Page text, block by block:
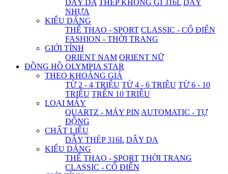
DÂY DA THÉP KHÔNG GỈ 316L DÂY
NHỰA
KIỂU DÁNG
THỂ THAO - SPORT CLASSIC - CỔ ĐIỂN
FASHION - THỜI TRANG
GIỚI TÍNH
ORIENT NAM ORIENT NỮ
ĐỒNG HỒ OLYMPIA STAR
THEO KHOẢNG GIÁ
TỪ 2 - 4 TRIỆU TỪ 4 - 6 TRIỆU TỪ 6 - 10
TRIỆU TRÊN 10 TRIỆU
LOẠI MÁY
QUARTZ - MÁY PIN AUTOMATIC - TỰ
ĐỘNG
CHẤT LIỆU
DÂY THÉP 316L DÂY DA
KIỂU DÁNG
THỂ THAO - SPORT THỜI TRANG
CLASSIC - CỔ ĐIỂN